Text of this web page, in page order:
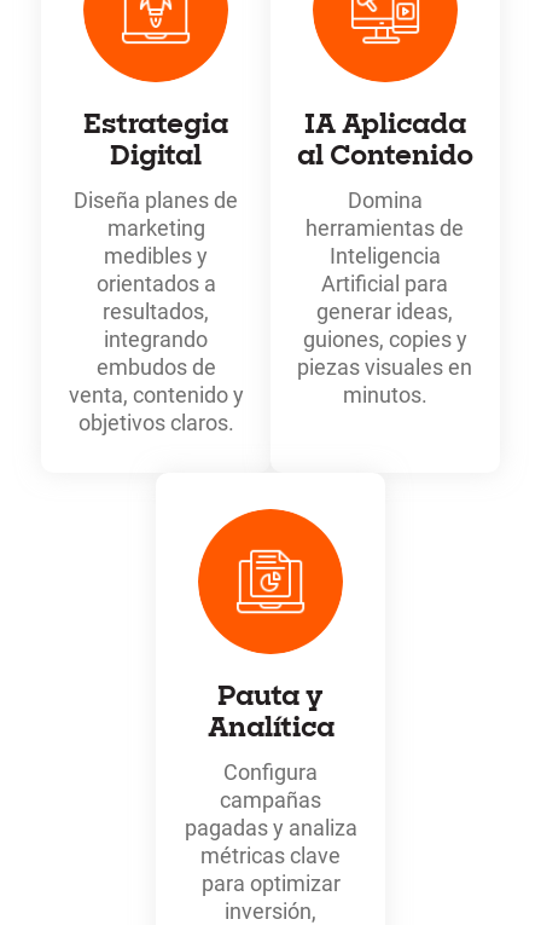
Estrategia
Digital
Diseña planes de
marketing
medibles y
orientados a
resultados,
integrando
embudos de
venta, contenido y
objetivos claros.
IA Aplicada
al Contenido
Domina
herramientas de
Inteligencia
Artificial para
generar ideas,
guiones, copies y
piezas visuales en
minutos.
Pauta y
Analítica
Configura
campañas
pagadas y analiza
métricas clave
para optimizar
inversión,